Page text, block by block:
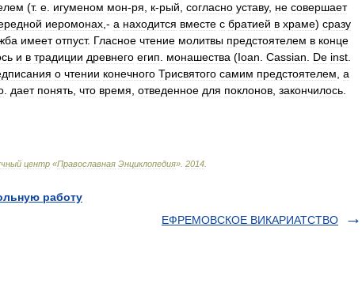
(т. е игуменом мон-ря к-рый согласно уставу, не совершает
иеромонах ,- а находится вместе с братией в храме) сразу
имеет отпуст. Гласное чтение молитвы предстоятелем в конце
и в традиции древнего егип монашества (Ioan Cassian De inst
о чтении конечного Трисвятого самим предстоятелем а
дает понять что время отведенное для поклонов закончилось
центр «Православная Энциклопедия» 2014
работу
ЕФРЕМОВСКОЕ ВИКАРИАТСТВО